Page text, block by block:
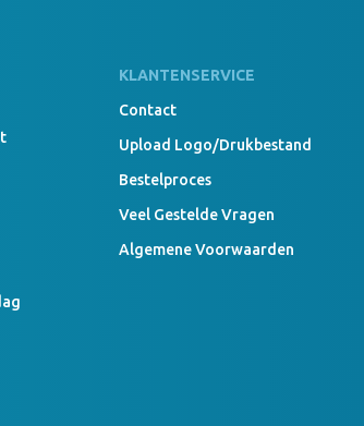
KLANTENSERVICE
Contact
Upload Logo/drukbestand
Bestelproces
Veel Gestelde Vragen
Algemene Voorwaarden